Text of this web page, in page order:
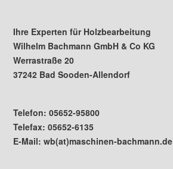
Ihre Experten für Holzbearbeitung
Wilhelm Bachmann GmbH & Co KG
Werrastraße 20
37242 Bad Sooden-Allendorf
Telefon: 05652-95800
Telefax: 05652-6135
E-Mail: wb(at)maschinen-bachmann.de